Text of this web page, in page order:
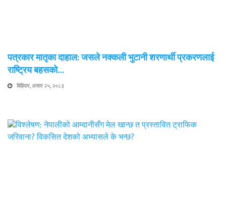
पत्रकार मातृका दाहाल: जसले नक्कली भुटानी शरणार्थी प्रकरणलाई
राष्ट्रिय बहसको…
बिहिवार, असार २५, २०८३